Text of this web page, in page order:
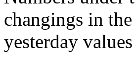
changings in
yesterday